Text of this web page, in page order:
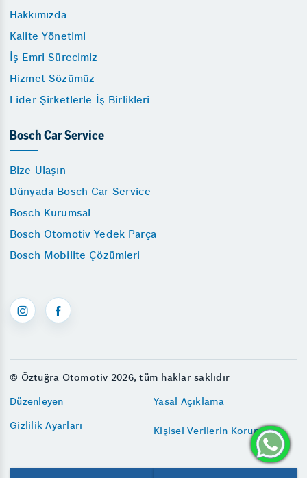
Hakkımızda
Kalite Yönetimi
İş Emri Sürecimiz
Hizmet Sözümüz
Lider Şirketlerle İş Birlikleri
Bosch Car Service
Bize Ulaşın
Dünyada Bosch Car Service
Bosch Kurumsal
Bosch Otomotiv Yedek Parça
Bosch Mobilite Çözümleri
© Öztuğra Otomotiv 2026, tüm haklar saklıdır
Düzenleyen
Yasal Açıklama
Gizlilik Ayarları
Kişisel Verilerin Korunması